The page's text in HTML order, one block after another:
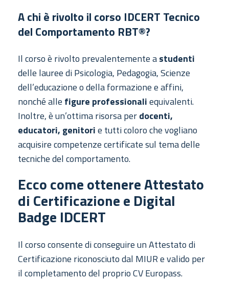
A chi è rivolto il corso IDCERT Tecnico
del Comportamento RBT®?
Il corso è rivolto prevalentemente astudenti
delle lauree di Psicologia, Pedagogia, Scienze
dell’educazione o della formazione e affini,
nonché alle figure professionaliequivalenti.
Inoltre, è un’ottima risorsa perdocenti,
educatori, genitorie tutti coloro che vogliano
acquisire competenze certificate sul tema delle
tecniche del comportamento.
Ecco come ottenere Attestato
di Certificazione e Digital
Badge IDCERT
Il corso consente di conseguire un Attestato di
Certificazione riconosciuto dal MIUR e valido per
il completamento del proprio CV Europass.